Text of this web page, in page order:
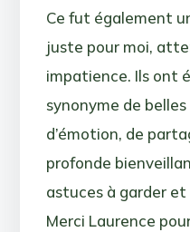
Ce fut également
juste pour moi,
impatience. Ils ont
synonyme de
d’émotion, de
profonde
astuces à garder
Merci Laurence